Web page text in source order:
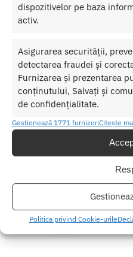
dispozitivelor pe baza
activ.
Asigurarea securității,
detectarea fraudei și
Furnizarea și prezentarea
conținutului, Salvați și
de confidențialitate.
Gestionează 1771 furnizoriCitește
Politica privind Cookie-urile
Adaugă în coș